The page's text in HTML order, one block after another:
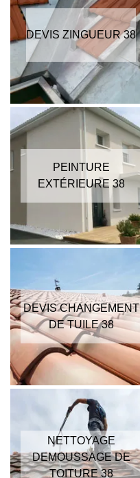
DEVIS ZINGUEUR 38
PEINTURE
EXTÉRIEURE 38
DEVIS CHANGEMENT
DE TUILE 38
NETTOYAGE
DEMOUSSAGE DE
TOITURE 38